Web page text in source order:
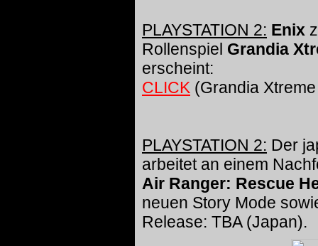
PLAYSTATION 2: Enix
Rollenspiel Grandia
erscheint:
CLICK (Grandia
PLAYSTATION 2: Der
arbeitet an einem
Air Ranger: Rescue
neuen Story Mode
Release: TBA (Japan).